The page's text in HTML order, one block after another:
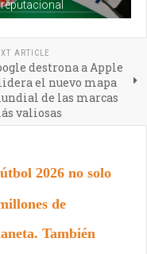
ARTICLE
destrona a Apple
el nuevo mapa
de las marcas
valiosas
2026 no solo
de
También